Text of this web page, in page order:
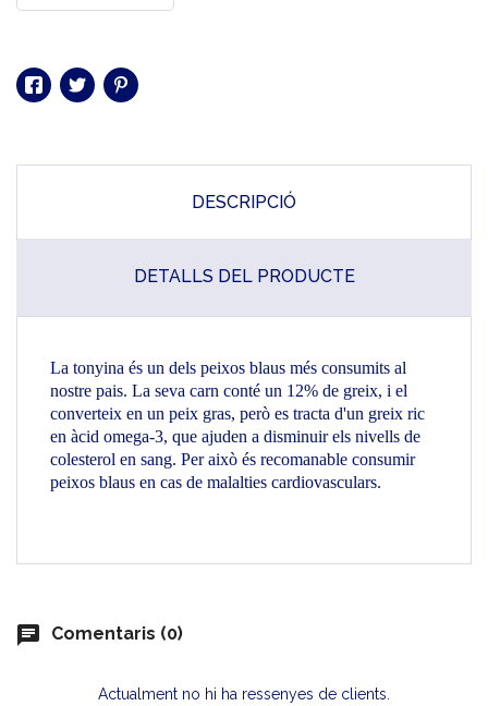
DESCRIPCIÓ
DETALLS DEL PRODUCTE
La tonyina és un dels peixos blaus més consumits al
nostre pais. La seva carn conté un 12% de greix, i el
converteix en un peix gras, però es tracta d'un greix ric
en àcid omega-3, que ajuden a disminuir els nivells de
colesterol en sang. Per això és recomanable consumir
peixos blaus en cas de malalties cardiovasculars.
chat Comentaris (0)
Actualment no hi ha ressenyes de clients.